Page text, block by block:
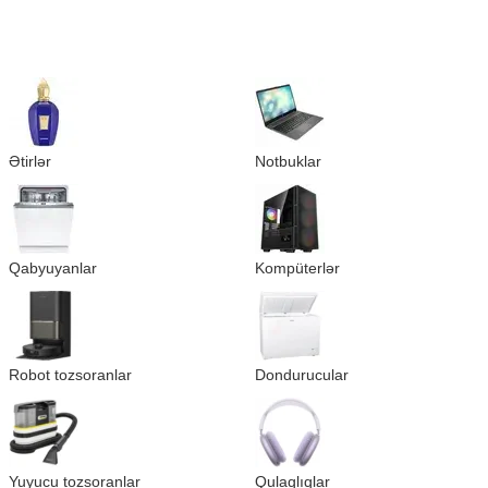
Ətirlər Notbuklar
Qabyuyanlar Kompüterlər
Robot tozsoranlar Dondurucular
Yuyucu tozsoranlar Qulaqlıqlar